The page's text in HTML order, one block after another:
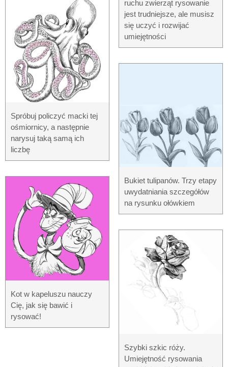
Spróbuj policzyć macki tej
ośmiornicy, a następnie
narysuj taką samą ich
liczbę
Kot w kapeluszu nauczy
Cię, jak się bawić i
rysować!
ruchu zwierząt rysowanie
jest trudniejsze, ale musisz
się uczyć i rozwijać
umiejętności
Bukiet tulipanów. Trzy etapy
uwydatniania szczegółów
na rysunku ołówkiem
Szybki szkic róży.
Umiejętność rysowania